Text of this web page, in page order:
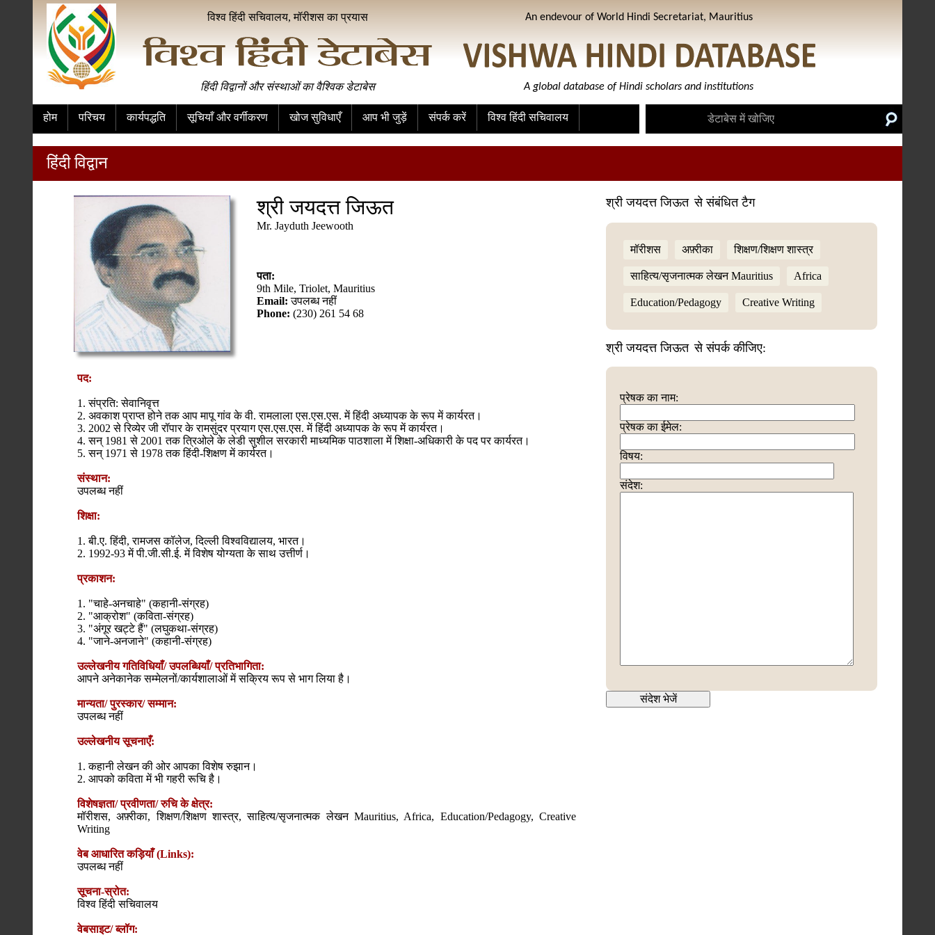
विश्व हिंदी सचिवालय, मॉरीशस का प्रयास An endevour of World Hindi Secretariat, Mauritius
हिंदी विद्वानों और संस्थाओं का वैश्विक डेटाबेस A global database of Hindi scholars and institutions
होम परिचय कार्यपद्धति सूचियाँ और वर्गीकरण खोज सुविधाएँ आप भी जुड़ें संपर्क करें विश्व हिंदी सचिवालय
हिंदी विद्वान
श्री जयदत्त जिऊत
Mr. Jayduth Jeewooth
पता:
9th Mile, Triolet, Mauritius
Email:उपलब्ध नहीं
Phone: (230) 261 54 68
श्री जयदत्त जिऊत से संबंधित टैग
मॉरीशस अफ़्रीका शिक्षण/शिक्षण शास्त्र
साहित्य/सृजनात्मक लेखन Mauritius Africa
Education/Pedagogy Creative Writing
श्री जयदत्त जिऊत से संपर्क कीजिए:
प्रेषक का नाम:
प्रेषक का ईमेल:
विषय:
संदेश:
पद:
1. संप्रति: सेवानिवृत्त
2. अवकाश प्राप्त होने तक आप मापू गांव के वी. रामलाला एस.एस.एस. में हिंदी अध्यापक के रूप में कार्यरत।
3. 2002 से रिव्येर जी रॉपार के रामसुंदर प्रयाग एस.एस.एस. में हिंदी अध्यापक के रूप में कार्यरत।
4. सन् 1981 से 2001 तक त्रिओले के लेडी सुशील सरकारी माध्यमिक पाठशाला में शिक्षा-अधिकारी के पद पर कार्यरत।
5. सन् 1971 से 1978 तक हिंदी-शिक्षण में कार्यरत।
संस्थान:
उपलब्ध नहीं
शिक्षा:
1. बी.ए. हिंदी, रामजस कॉलेज, दिल्ली विश्वविद्यालय, भारत।
2. 1992-93 में पी.जी.सी.ई. में विशेष योग्यता के साथ उत्तीर्ण।
प्रकाशन:
1. "चाहे-अनचाहे" (कहानी-संग्रह)
2. "आक्रोश" (कविता-संग्रह)
3. "अंगूर खट्टे हैं" (लघुकथा-संग्रह)
4. "जाने-अनजाने" (कहानी-संग्रह)
उल्लेखनीय गतिविधियाँ/ उपलब्धियाँ/ प्रतिभागिता:
आपने अनेकानेक सम्मेलनों/कार्यशालाओं में सक्रिय रूप से भाग लिया है।
मान्यता/ पुरस्कार/ सम्मान:
उपलब्ध नहीं
उल्लेखनीय सूचनाएँ:
1. कहानी लेखन की ओर आपका विशेष रुझान।
2. आपको कविता में भी गहरी रूचि है।
विशेषज्ञता/ प्रवीणता/ रुचि के क्षेत्र:
मॉरीशस, अफ़्रीका, शिक्षण/शिक्षण शास्त्र, साहित्य/सृजनात्मक लेखन Mauritius, Africa, Education/Pedagogy, Creative
Writing
वेब आधारित कड़ियाँ (Links):
उपलब्ध नहीं
सूचना-स्रोत:
विश्व हिंदी सचिवालय
वेबसाइट/ ब्लॉग: